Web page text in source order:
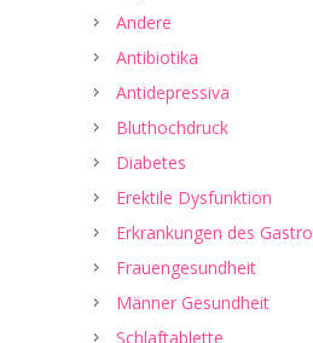
Andere
Antibiotika
Antidepressiva
Bluthochdruck
Diabetes
Erektile Dysfunktion
Erkrankungen des
Frauengesundheit
Männer Gesundheit
Schlaftablette